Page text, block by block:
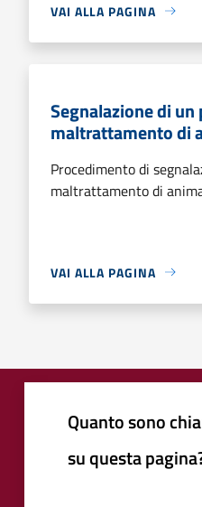
VAI ALLA PAGINA
Segnalazione di
maltrattamento di
Procedimento di
maltrattamento di
VAI ALLA PAGINA
Quanto sono
su questa